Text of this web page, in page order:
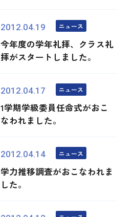
2012.04.19 ニュース
今年度の学年礼拝、クラス礼
拝がスタートしました。
2012.04.17 ニュース
1学期学級委員任命式がおこ
なわれました。
2012.04.14 ニュース
学力推移調査がおこなわれま
した。